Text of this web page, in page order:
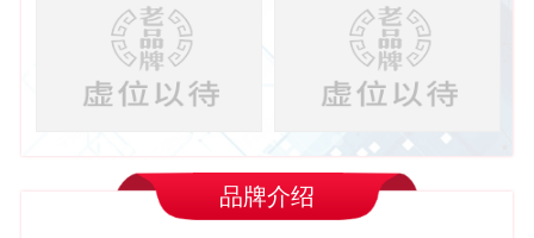
品牌介绍